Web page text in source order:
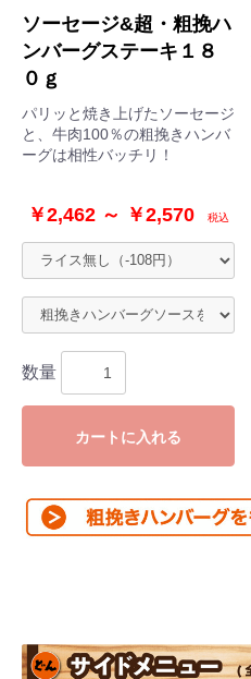
ソーセージ&超・粗挽ハ
ンバーグステーキ１８
０ｇ
パリッと焼き上げたソーセージ
と、牛肉100％の粗挽きハンバ
ーグは相性バッチリ！
￥2,462 ～ ￥2,570 税込
数量
カートに入れる